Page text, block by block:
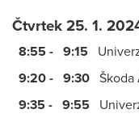
Čtvrtek 25. 1.
8:55 - 9:15
9:20 - 9:30 Škoda
9:35 - 9:55